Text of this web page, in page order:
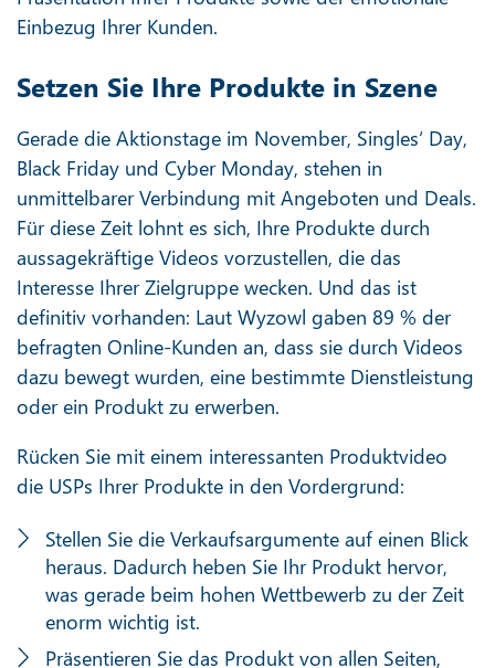
Einbezug Ihrer Kunden.
Setzen Sie Ihre Produkte in Szene
Gerade die Aktionstage im November, Singles‘ Day,
Black Friday und Cyber Monday, stehen in
unmittelbarer Verbindung mit Angeboten und Deals.
Für diese Zeit lohnt es sich, Ihre Produkte durch
aussagekräftige Videos vorzustellen, die das
Interesse Ihrer Zielgruppe wecken. Und das ist
definitiv vorhanden: Laut Wyzowl gaben 89 % der
befragten Online-Kunden an, dass sie durch Videos
dazu bewegt wurden, eine bestimmte Dienstleistung
oder ein Produkt zu erwerben.
Rücken Sie mit einem interessanten Produktvideo
die USPs Ihrer Produkte in den Vordergrund:
Stellen Sie die Verkaufsargumente auf einen Blick
heraus. Dadurch heben Sie Ihr Produkt hervor,
was gerade beim hohen Wettbewerb zu der Zeit
enorm wichtig ist.
Präsentieren Sie das Produkt von allen Seiten,